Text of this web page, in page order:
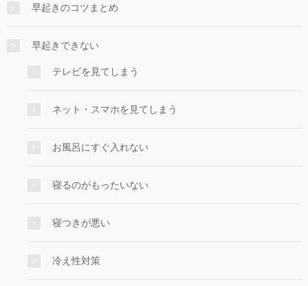
早起きのコツまとめ
早起きできない
テレビを見てしまう
ネット・スマホを見てしまう
お風呂にすぐ入れない
寝るのがもったいない
寝つきが悪い
冷え性対策